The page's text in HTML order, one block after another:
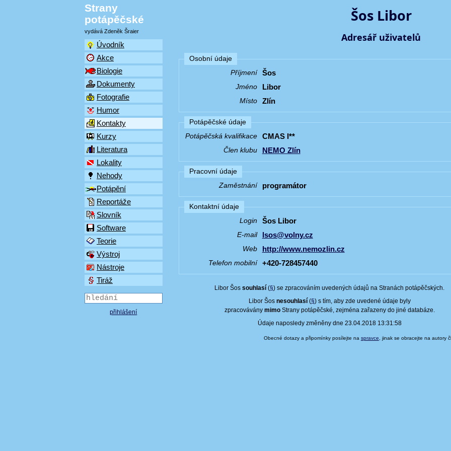
Strany
potápěčské
vydává Zdeněk Šraier
Úvodník
Akce
Biologie
Dokumenty
Fotografie
Humor
Kontakty
Kurzy
Literatura
Lokality
Nehody
Potápění
Reportáže
Slovník
Software
Teorie
Výstroj
Nástroje
Tiráž
přihlášení
Šos Libor
Adresář uživatelů
Osobní údaje
Příjmení
Šos
Jméno Libor
Místo Zlín
Potápěčské údaje
Potápěčská kvalifikace
CMAS I**
Člen klubu NEMO Zlín
Pracovní údaje
Zaměstnání
programátor
Kontaktní údaje
Login
Šos Libor
E-mail lsos@volny.cz
Web http://www.nemozlin.cz
Telefon mobilní +420-728457440
Libor Šossouhlasí (§) se zpracováním uvedených údajů na Stranách potápěčských.
Libor Šos nesouhlasí(§) s tím, aby zde uvedené údaje byly
zpracovávány mimoStrany potápěčské, zejména zařazeny do jiné databáze.
Údaje naposledy změněny dne 23.04.2018 13:31:58
Obecné dotazy a připomínky posílejte na spravce , jinak se obracejte na autory